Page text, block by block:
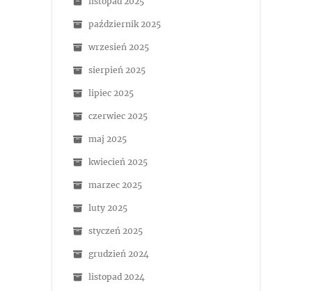
październik 2025
wrzesień 2025
sierpień 2025
lipiec 2025
czerwiec 2025
maj 2025
kwiecień 2025
marzec 2025
luty 2025
styczeń 2025
grudzień 2024
listopad 2024